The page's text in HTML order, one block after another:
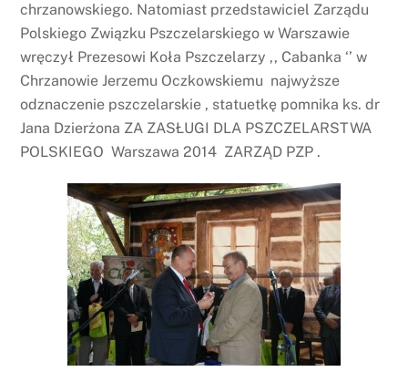
chrzanowskiego. Natomiast przedstawiciel Zarządu
Polskiego Związku Pszczelarskiego w Warszawie
wręczył Prezesowi Koła Pszczelarzy ,, Cabanka ‘’ w
Chrzanowie Jerzemu Oczkowskiemu najwyższe
odznaczenie pszczelarskie , statuetkę pomnika ks. dr
Jana Dzierżona ZA ZASŁUGI DLA PSZCZELARSTWA
POLSKIEGO Warszawa 2014 ZARZĄD PZP .